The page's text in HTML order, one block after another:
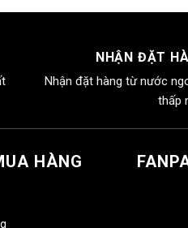
6.000.000₫.là:
NHẬN ĐẶT
Nhận đặt hàng từ nước
thấp
HÀNG